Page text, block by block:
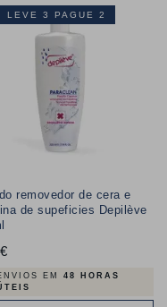
LEVE 3 PAGUE 2
removedor de cera e
de supeficies Depilève
Preço
EM 48 HORAS